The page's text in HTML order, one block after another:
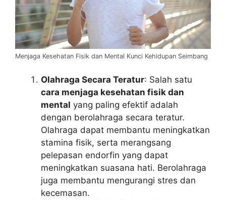
Menjaga Kesehatan Fisik dan Mental Kunci Kehidupan Seimbang
Olahraga Secara Teratur: Salah satu
cara menjaga kesehatan fisik dan
mental yang paling efektif adalah
dengan berolahraga secara teratur.
Olahraga dapat membantu meningkatkan
stamina fisik, serta merangsang
pelepasan endorfin yang dapat
meningkatkan suasana hati. Berolahraga
juga membantu mengurangi stres dan
kecemasan.